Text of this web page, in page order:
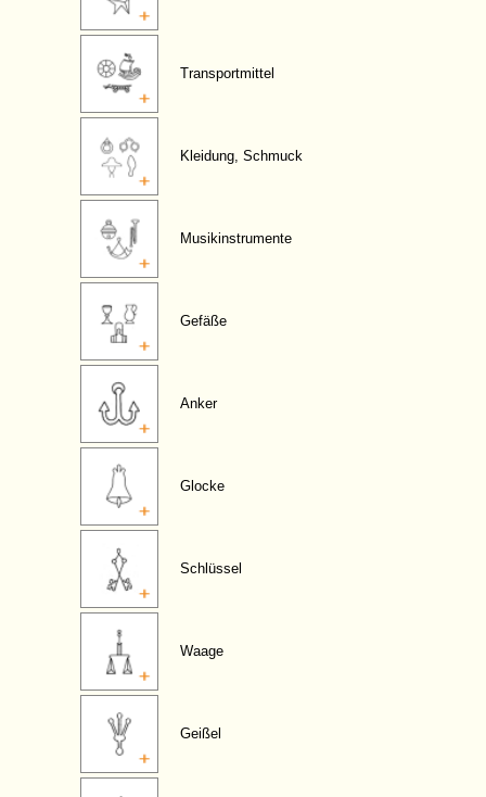
Transportmittel
Kleidung, Schmuck
Musikinstrumente
Gefäße
Anker
Glocke
Schlüssel
Waage
Geißel